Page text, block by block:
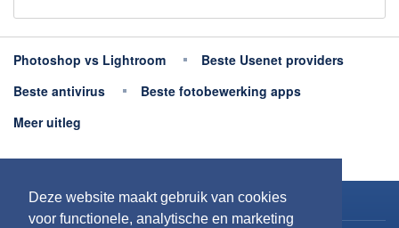
Deze website maakt gebruik van cookies
voor functionele, analytische en marketing
Photoshop vs Lightroom
Beste Usenet providers
Beste antivirus
Beste fotobewerking apps
Meer uitleg
Copyright 2026Downloaden.nl